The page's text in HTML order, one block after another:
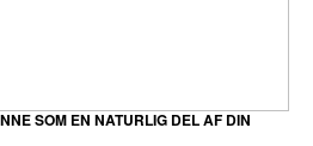
SOM EN NATURLIG DEL AF DIN